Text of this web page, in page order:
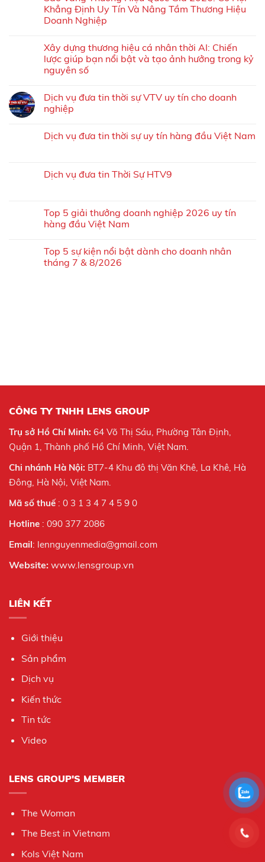
Khẳng Định Uy Tín Và Nâng Tầm Thương Hiệu
Doanh Nghiệp
Xây dựng thương hiệu cá nhân thời AI: Chiến
lược giúp bạn nổi bật và tạo ảnh hưởng trong kỷ
nguyên số
Dịch vụ đưa tin thời sự VTV uy tín cho doanh
nghiệp
Dịch vụ đưa tin thời sự uy tín hàng đầu Việt Nam
Dịch vụ đưa tin Thời Sự HTV9
Top 5 giải thưởng doanh nghiệp 2026 uy tín
hàng đầu Việt Nam
Top 5 sự kiện nổi bật dành cho doanh nhân
tháng 7 & 8/2026
CÔNG TY TNHH LENS GROUP
Trụ sở Hồ Chí Minh: 64 Võ Thị Sáu, Phường Tân Định,
Quận 1, Thành phố Hồ Chí Minh, Việt Nam.
Chi nhánh Hà Nội: BT7-4 Khu đô thị Văn Khê, La Khê, Hà
Đông, Hà Nội, Việt Nam.
Mã số thuế: 0 3 1 3 4 7 4 5 9 0
Hotline : 090 377 2086
Email: lennguyenmedia@gmail.com
Website: www.lensgroup.vn
LIÊN KẾT
Giới thiệu
Sản phẩm
Dịch vụ
Kiến thức
Tin tức
Video
LENS GROUP'S MEMBER
The Woman
The Best in Vietnam
Kols Việt Nam